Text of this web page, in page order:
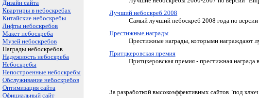
Дизайн сайта
Квартиры в небоскребах
Китайские небоскребы
Лифты небоскребов
Макет небоскреба
Музей небоскребов
Награды небоскребов
Надежность небоскреба
Небоскребы
Непостроенные небоскребы
Обслуживание небоскребов
Оптимизация сайта
Официальный сайт
Лучший небоскреб 2008
Самый лучший небоскреб 2008 года по версии
Престижные награды
Престижные награды, которыми награждают
Притцкеровская премия
Притцкеровская премия - престижная награда
За разработкой высокоэффективных сайтов "под